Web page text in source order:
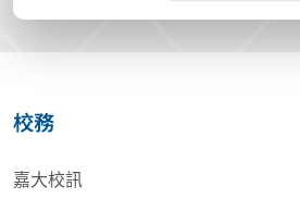
校務
嘉大校訊